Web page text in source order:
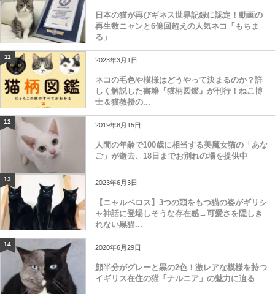
日本の猫が再びギネス世界記録に認定！動画の
再生数ニャンと6億回超えの人気ネコ「もちま
る」
11 2023年3月1日
ネコの毛色や模様はどうやって決まるのか？詳
しく解説した書籍『猫柄図鑑』が刊行！ねこ博
士＆猫教授の...
12 2019年8月15日
人間の年齢で100歳に相当する美魔女猫の「あな
ご」が逝去、18日までお別れの場を提供中
13 2023年6月3日
【ニャルベロス】3つの頭をもつ猫の姿がギリシ
ャ神話に登場しそうな存在感→可愛さを隠しき
れない黒猫...
14 2020年6月29日
顔半分がグレーと黒の2色！激レアな模様を持つ
イギリス在住の猫「ナルニア」の魅力に迫る